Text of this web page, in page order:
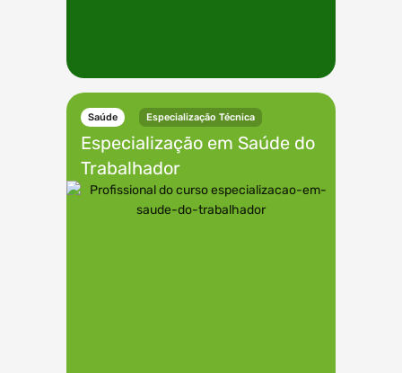
Saúde Especialização Técnica
Especialização em Saúde do
Trabalhador